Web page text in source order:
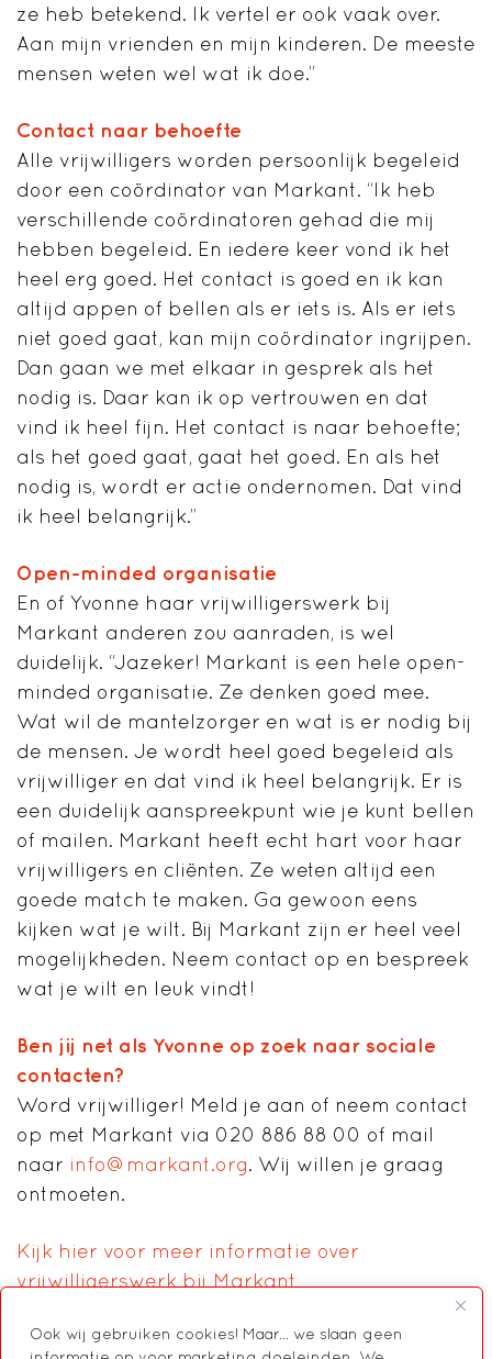
Ook wij gebruiken cookies! Maar... we slaan geen
ze heb betekend. Ik vertel er ook vaak over.
Aan mijn vrienden en mijn kinderen. De meeste
mensen weten wel wat ik doe.”
Contact naar behoefte
Alle vrijwilligers worden persoonlijk begeleid
door een coördinator van Markant. “Ik heb
verschillende coördinatoren gehad die mij
hebben begeleid. En iedere keer vond ik het
heel erg goed. Het contact is goed en ik kan
altijd appen of bellen als er iets is. Als er iets
niet goed gaat, kan mijn coördinator ingrijpen.
Dan gaan we met elkaar in gesprek als het
nodig is. Daar kan ik op vertrouwen en dat
vind ik heel fijn. Het contact is naar behoefte;
als het goed gaat, gaat het goed. En als het
nodig is, wordt er actie ondernomen. Dat vind
ik heel belangrijk.”
Open-minded organisatie
En of Yvonne haar vrijwilligerswerk bij
Markant anderen zou aanraden, is wel
duidelijk. “Jazeker! Markant is een hele open-
minded organisatie. Ze denken goed mee.
Wat wil de mantelzorger en wat is er nodig bij
de mensen. Je wordt heel goed begeleid als
vrijwilliger en dat vind ik heel belangrijk. Er is
een duidelijk aanspreekpunt wie je kunt bellen
of mailen. Markant heeft echt hart voor haar
vrijwilligers en cliënten. Ze weten altijd een
goede match te maken. Ga gewoon eens
kijken wat je wilt. Bij Markant zijn er heel veel
mogelijkheden. Neem contact op en bespreek
wat je wilt en leuk vindt!
Ben jij net als Yvonne op zoek naar sociale
contacten?
Word vrijwilliger! Meld je aan of neem contact
op met Markant via 020 886 88 00 of mail
naar info@markant.org. Wij willen je graag
ontmoeten.
Kijk hier voor meer informatie over
vrijwilligerswerk bij Markant